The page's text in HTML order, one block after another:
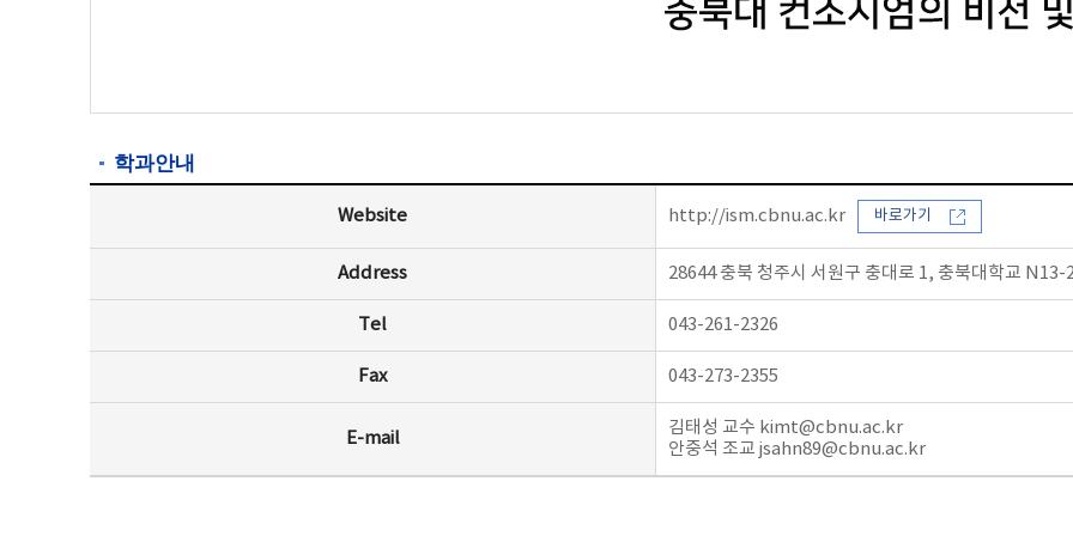
학과안내
Website http://ism.cbnu.ac.kr 바로가기
Address 28644 충북 청주시 서원구 충대로 1, 충북대학교 N13-
Tel 043-261-2326
Fax 043-273-2355
E-mail
김태성 교수 kimt@cbnu.ac.kr
안중석 조교 jsahn89@cbnu.ac.kr